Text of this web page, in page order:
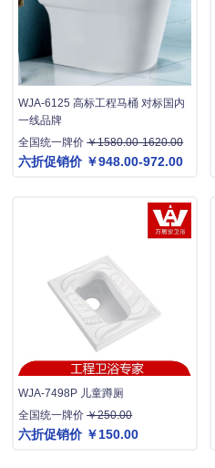
WJA-6125 高标工程马桶 对标国内
一线品牌
全国统一牌价￥1580.00-1620.00
六折促销价 ￥948.00-972.00
WJA-7498P 儿童蹲厕
全国统一牌价￥250.00
六折促销价 ￥150.00